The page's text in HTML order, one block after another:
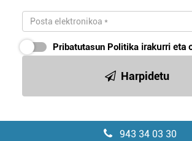
Pribatutasun Politika irakurri eta
Harpidetu
943 34 03 30